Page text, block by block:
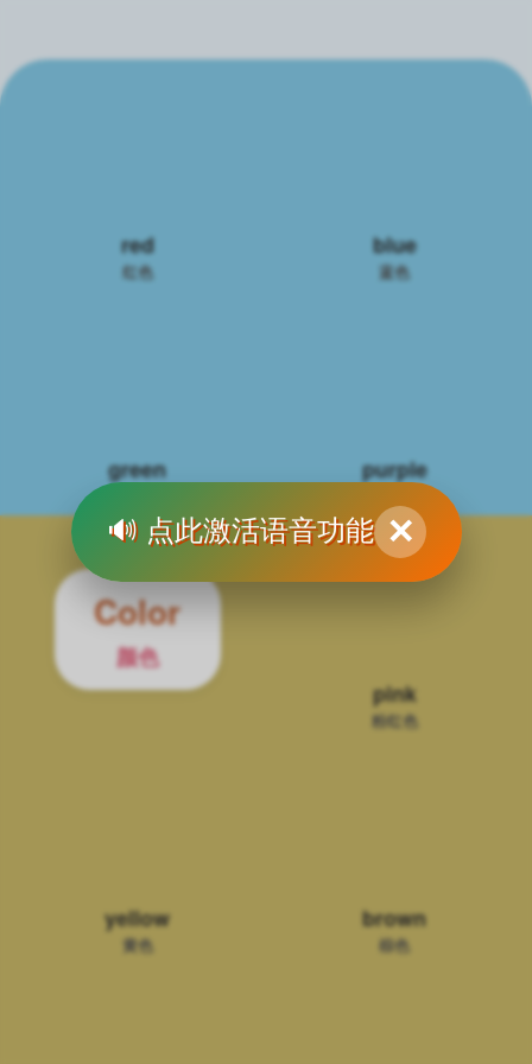
🔊 点此激活语音功能 ✕
red
红色
blue
蓝色
green purple
Color
颜色
pink
粉红色
yellow
黄色
brown
棕色